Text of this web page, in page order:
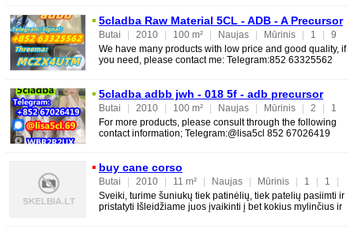
5cladba Raw Material 5CL - ADB - A Precursor
Raw 5cladba 5f Adb
Butai 2010 100 m² Naujas Mūrinis 1
9
| 6
We have many products with low price and good quality, if
you need, please contact me: Telegram:852 63325562
5cladba adbb jwh - 018 5f - adb precursor
Butai 2010 100 m² Naujas Mūrinis 2
1
| 3
For more products, please consult through the following
contact information; Telegram:@lisa5cl 852 67026419
buy cane corso
Butai 2010 11 m² Naujas Mūrinis 1 1
1
Sveiki, turime šuniukų tiek patinėlių, tiek patelių pasiimti ir
pristatyti Išleidžiame juos įvaikinti į bet kokius mylinčius ir